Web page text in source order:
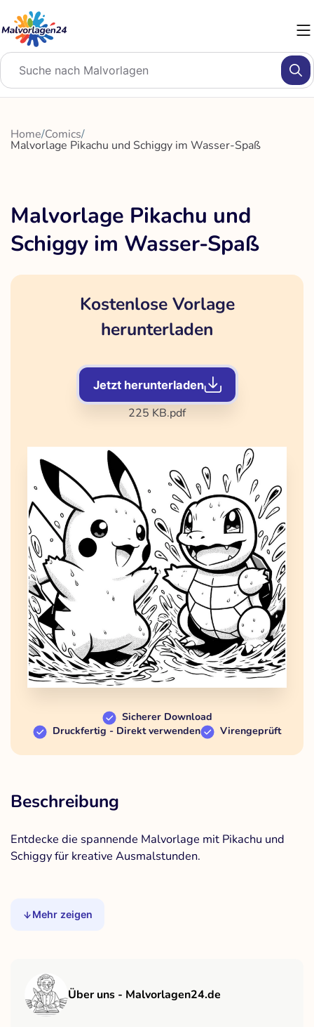
Inhalt
springen
Home/Comics/
Malvorlage Pikachu und Schiggy im Wasser-Spaß
Malvorlage Pikachu und
Schiggy im Wasser-Spaß
Kostenlose Vorlage
herunterladen
Jetzt herunterladen
225 KB.pdf
Sicherer Download
Druckfertig - Direkt verwenden
Virengeprüft
Beschreibung
Entdecke die spannende Malvorlage mit Pikachu und
Schiggy für kreative Ausmalstunden.
Mehr zeigen
Über uns - Malvorlagen24.de